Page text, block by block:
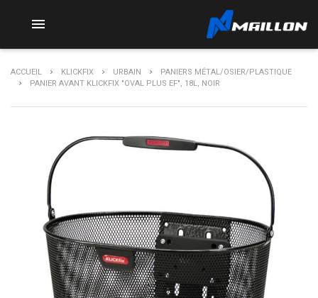

ACCUEIL KLICKFIX URBAIN
PANIERS MÉTAL/OSIER/PLASTIQUE
PANIER AVANT KLICKFIX "OVAL PLUS EF", 18L, NOIR